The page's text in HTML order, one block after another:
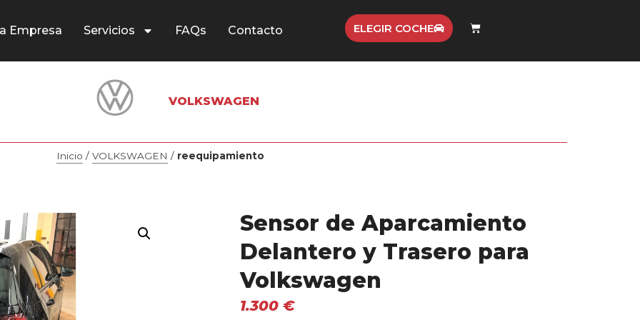
Empresa Servicios FAQs Contacto ELEGIR COCHE
VOLKSWAGEN
Inicio / VOLKSWAGEN / reequipamiento
Sensor de Aparcamiento
Delantero y Trasero para
Volkswagen
1.300€